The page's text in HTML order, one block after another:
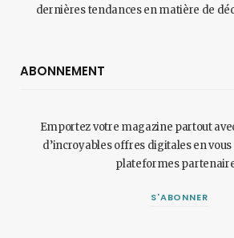
dernières tendances en matière de
ABONNEMENT
Emportez votre magazine partout
d’incroyables offres digitales en
plateformes
S'ABONNER